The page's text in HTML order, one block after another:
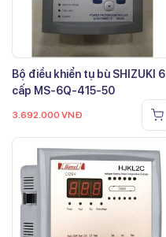
Bộ điều khiển tụ bù SHIZUKI 6
cấp MS-6Q-415-50
3.692.000 VNĐ